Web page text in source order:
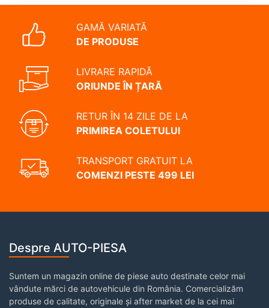
GAMĂ VARIATĂ
DE PRODUSE
LIVRARE RAPIDĂ
ORIUNDE ÎN ȚARĂ
RETUR ÎN 14 ZILE DE LA
PRIMIREA COLETULUI
TRANSPORT GRATUIT LA
COMENZI PESTE 499 LEI
Despre AUTO-PIESA
Suntem un magazin online de piese auto destinate celor mai
vândute mărci de autovehicule din România. Comercializăm
produse de calitate, originale și after market de la cei mai